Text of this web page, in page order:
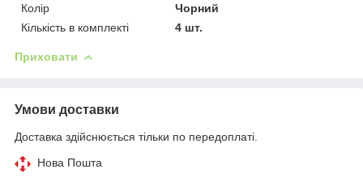
Колір
Чорний
Кількість в комплекті
4 шт.
Приховати
Умови доставки
Доставка здійснюється тільки по передоплаті.
Нова Пошта